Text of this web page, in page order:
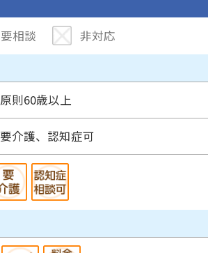
要相談
非対応
原則60歳以上
要介護、認知症可